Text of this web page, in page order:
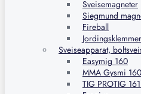
Sveisemagneter
Siegmund
Fireball
Jordingsklemmer
Sveiseapparat,
Easymig 160
MMA Gysmi
TIG PROTIG